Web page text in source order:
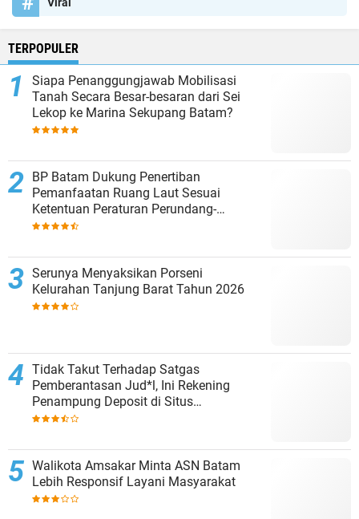
TERPOPULER
Siapa Penanggungjawab Mobilisasi
Tanah Secara Besar-besaran dari Sei
Lekop ke Marina Sekupang Batam?
BP Batam Dukung Penertiban
Pemanfaatan Ruang Laut Sesuai
Ketentuan Peraturan Perundang-
undangan
Serunya Menyaksikan Porseni
Kelurahan Tanjung Barat Tahun 2026
Tidak Takut Terhadap Satgas
Pemberantasan Jud*l, Ini Rekening
Penampung Deposit di Situs
MENARA4D
Walikota Amsakar Minta ASN Batam
Lebih Responsif Layani Masyarakat